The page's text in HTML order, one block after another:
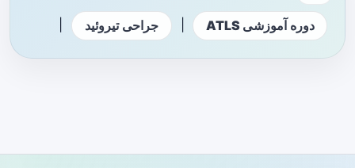
دوره آموزشی ATLS جراحی تیروئید